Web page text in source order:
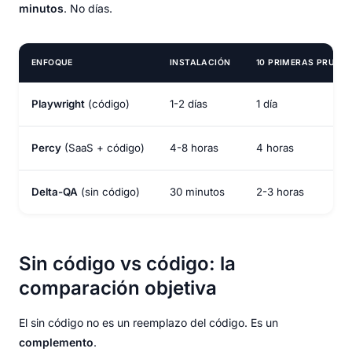
minutos. No días.
ENFOQUE INSTALACIÓN 10 PRIMERAS
Playwright (código) 1-2 días 1 día
Percy (SaaS + código) 4-8 horas 4 horas
Delta-QA (sin código) 30 minutos 2-3 horas
Sin código vs código: la
comparación objetiva
El sin código no es un reemplazo del código. Es un
complemento.